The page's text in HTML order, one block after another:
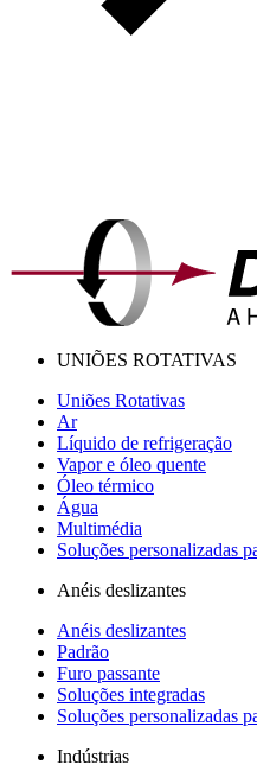
UNIÕES ROTATIVAS
Uniões Rotativas
Ar
Líquido de refrigeração
Vapor e óleo quente
Óleo térmico
Água
Multimédia
Soluções personalizadas
Anéis deslizantes
Anéis deslizantes
Padrão
Furo passante
Soluções integradas
Soluções personalizadas
Indústrias